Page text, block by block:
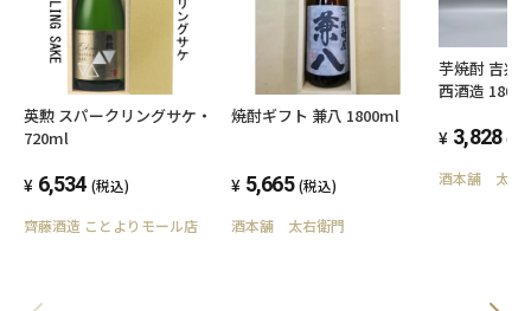
英勲 スパークリングサケ・
720ml
6,534 (税込)
齊藤酒造 ことよりモール店
焼酎ギフト 兼八 1800ml
5,665 (税込)
酒本舗 太右衛門
芋焼酎 吉兆
西酒造
3,828 (税
酒本舗 太右